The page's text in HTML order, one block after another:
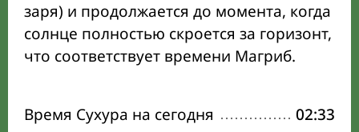
заря) и продолжается до момента, когда
солнце полностью скроется за горизонт,
что соответствует времени Магриб.
Время Сухура на сегодня 02:33